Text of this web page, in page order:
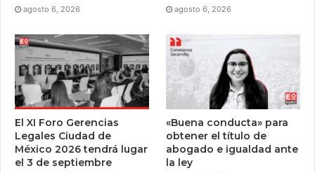
agosto 6, 2026 agosto 6, 2026
El XI Foro Gerencias
Legales Ciudad de
México 2026 tendrá lugar
el 3 de septiembre
«Buena conducta» para
obtener el título de
abogado e igualdad ante
la ley